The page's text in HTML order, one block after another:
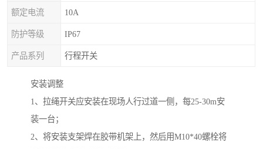
额定电流 10A
防护等级 IP67
产品系列 行程开关
安装调整
1、拉绳开关应安装在现场人行过道一侧，每25-30m安
装一台；
2、将安装支架焊在胶带机架上，然后用M10*40螺栓将